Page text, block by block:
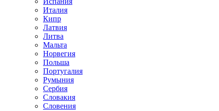
Италия
Кипр
Латвия
Литва
Мальта
Норвегия
Польша
Португалия
Румыния
Сербия
Словакия
Словения